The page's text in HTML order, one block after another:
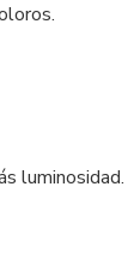
luminosidad.